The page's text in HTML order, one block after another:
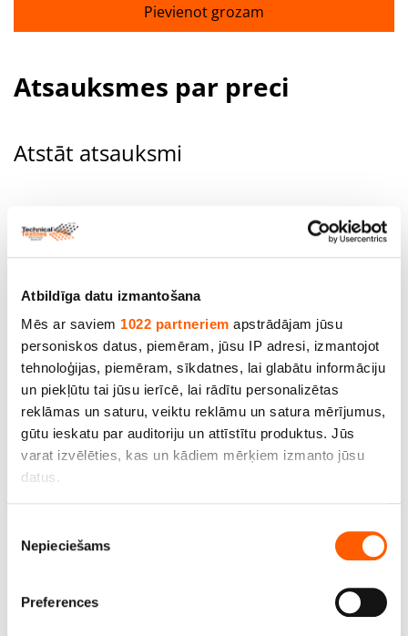
Atbildīga datu izmantošana
Mēs ar saviem 1022 partneriem apstrādājam jūsu
personiskos datus, piemēram, jūsu IP adresi, izmantojot
tehnoloģijas, piemēram, sīkdatnes, lai glabātu informāciju
un piekļūtu tai jūsu ierīcē, lai rādītu personalizētas
reklāmas un saturu, veiktu reklāmu un satura mērījumus,
gūtu ieskatu par auditoriju un attīstītu produktus. Jūs
varat izvēlēties, kas un kādiem mērķiem izmanto jūsu
datus.
apkopot informāciju par jūsu ģeogrāfisko
Identificēt ierīci, veicot aktīvu skenēšanu, lai
izvēle
Nepieciešams
Preferences
Pievienot grozam
Atsauksmes par preci
Atstāt atsauksmi
Jūsu vārds
Jūsu atsauksmes
Līdzīgi produkti un citi izmēri